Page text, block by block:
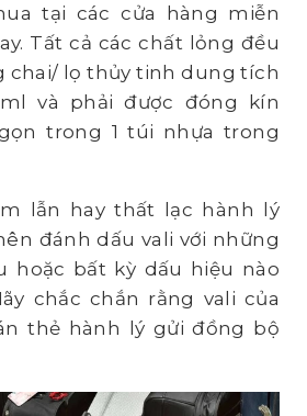
tại các cửa hàng miễn
Tất cả các chất lỏng đều
chai/ lọ thủy tinh dung tích
và phải được đóng kín
trong 1 túi nhựa trong
lẫn hay thất lạc hành lý
đánh dấu vali với những
hoặc bất kỳ dấu hiệu nào
chắc chắn rằng vali của
thẻ hành lý gửi đồng bộ